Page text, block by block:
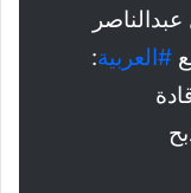
#العربية: